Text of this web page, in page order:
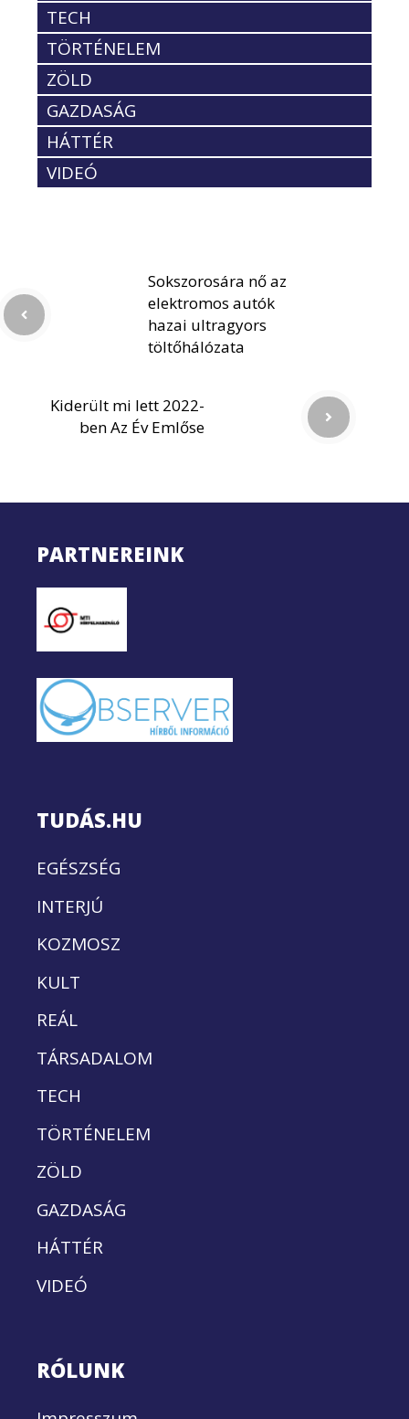
TECH
TÖRTÉNELEM
ZÖLD
GAZDASÁG
HÁTTÉR
VIDEÓ
Sokszorosára nő az
elektromos autók
hazai ultragyors
töltőhálózata
Kiderült mi lett 2022-
ben Az Év Emlőse
PARTNEREINK
TUDÁS.HU
EGÉSZSÉG
INTERJÚ
KOZMOSZ
KULT
REÁL
TÁRSADALOM
TECH
TÖRTÉNELEM
ZÖLD
GAZDASÁG
HÁTTÉR
VIDEÓ
RÓLUNK